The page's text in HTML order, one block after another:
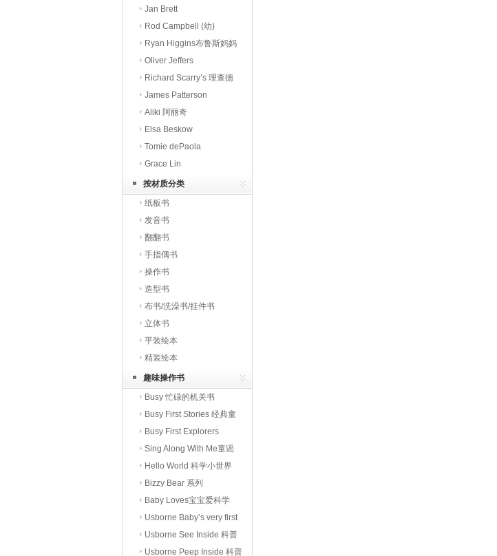
Jan Brett
Rod Campbell (幼)
Ryan Higgins布鲁斯妈妈
Oliver Jeffers
Richard Scarry’s 理查德
斯凯瑞
James Patterson
Aliki 阿丽奇
Elsa Beskow
Tomie dePaola
Grace Lin
按材质分类
纸板书
发音书
翻翻书
手指偶书
操作书
造型书
布书/洗澡书/挂件书
立体书
平装绘本
精装绘本
趣味操作书
Busy 忙碌的机关书
Busy First Stories 经典童
话Busy First Explorers
Sing Along With Me童谣
Hello World 科学小世界
Bizzy Bear 系列
Baby Loves宝宝爱科学
Usborne Baby’s very first
Usborne See Inside 科普
翻翻书
Usborne Peep Inside 科普